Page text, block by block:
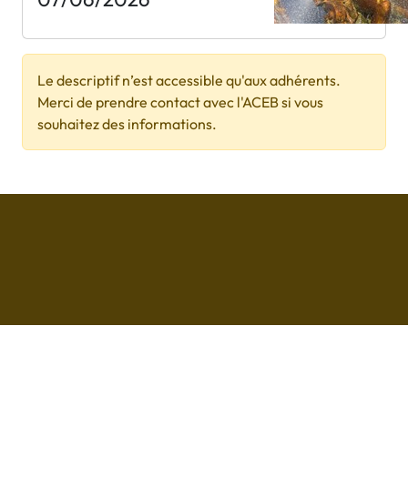
Le descriptif n’est accessible qu'aux adhérents.
Merci de prendre contact avec l'ACEB si vous
souhaitez des informations.